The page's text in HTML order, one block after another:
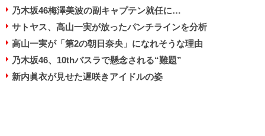
乃木坂46梅澤美波の副キャプテン就任に…
サトヤス、高山一実が放ったパンチラインを分析
高山一実が「第2の朝日奈央」になれそうな理由
乃木坂46、10thバスラで懸念される“難題”
新内眞衣が見せた遅咲きアイドルの姿